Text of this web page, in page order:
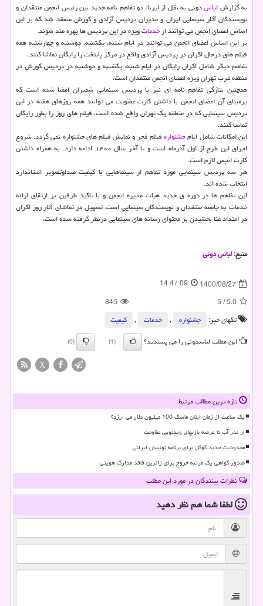
به گزارشلباسدونی به نقل از ایرنا، دو تفاهم نامه جدید بین رئیس انجمن منتقدان و
نویسندگان آثار سینمایی ایران و مدیران پردیس آزادی و کورش منعقد شد که بر این
اساس اعضای انجمن می توانند ازخدماتویژه در این پردیس ها بهره مند شوند.
بر این اساس اعضای انجمن می توانند در ایام شنبه، یکشنبه، دوشنبه و چهارشنبه همه
فیلم های درحال اکران در پردیس آزادی واقع در مرکز پایتخت را رایگان تماشا کنند.
تفاهم دیگر شامل اکران رایگان در ایام شنبه، یکشنبه و دوشنبه در پردیس کورش در
منطقه غرب تهران ویژه اعضای انجمن منتقدان است.
همچنین بتازگی تفاهم نامه ای نیز با پردیس سینمایی شمیران امضا شده است که
برمبنای آن اعضای انجمن با داشتن کارت عضویت می توانند همه روزهای هفته در این
پردیس سینمایی که در منطقه یک تهران واقع شده است، فیلم های روز را بطور رایگان
تماشا کنند.
این امکانات شامل ایامجشنوارهفیلم فجر و نمایش فیلم های جشنواره نمی گردد. شروع
اجرای این طرح از اول آذرماه است و تا آخر سال ۱۴۰۰ ادامه دارد. به همراه داشتن
کارت انجمن لازم است.
هر سه پردیس سینمایی مورد تفاهم از سینماهایی با کیفیت صداوتصویر استاندارد
انتخاب شده اند.
این تفاهم ها در دوره ی جدید هیات مدیره انجمن و با تاکید طرفین بر ارتقای ارائه
خدمات به جامعه منتقدان و نویسندگان سینمایی است. تسهیل در تماشای آثار روز اکران
در امتداد غنا بخشیدن بر محتوای رسانه های سینمایی درنظر گرفته شده است.
منبع:لباس دونی
1400/08/27
14:47:09
5.0
/
5
845
تگهای خبر:
جشنواره , خدمات ,
كیفیت
این مطلب لباسدونی را می پسندید؟
(1)
(0)
X
تازه ترین مطالب مرتبط
یک ساعت از زمان ایلان ماسک 100 میلیون دلار می ارزد؟
از نذر آب تا عرضه بازیهای ویدئویی مقاومت
محدودیت جدید گوگل برای برنامه نویسان ایرانی
صدور گواهی یک مرتبه خروج برای زائرین فاقد مدارک هویتی
نظرات بینندگان در مورد این مطلب
لطفا شما همنظر دهید